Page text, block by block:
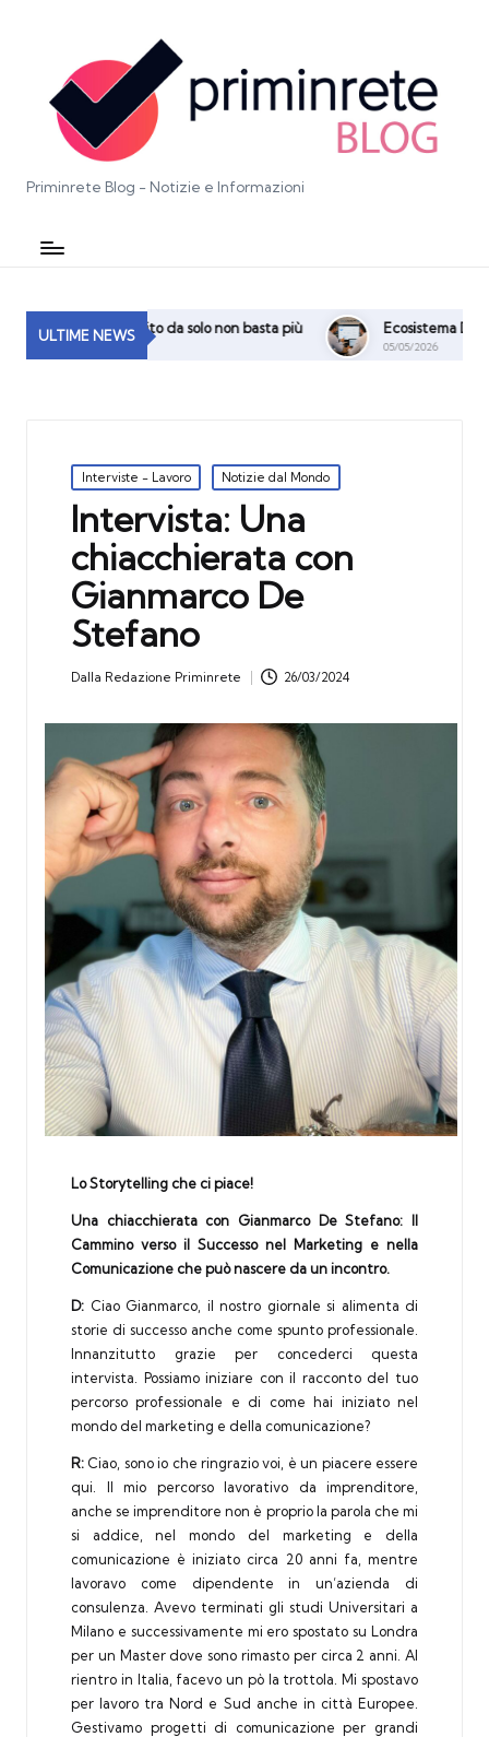
Priminrete Blog - Notizie e Informazioni
ULTIME NEWS
perché un sito da solo non basta più Ecosistema Digitale,
05/05/2026
Posted
in
Interviste - Lavoro Notizie dal Mondo
Intervista: Una
chiacchierata con
Gianmarco De
Stefano
Posted
Dalla Redazione Priminrete 26/03/2024
Lo Storytelling che ci piace!
Una chiacchierata con Gianmarco De Stefano: Il
Cammino verso il Successo nel Marketing e nella
Comunicazione che può nascere da un incontro.
D: Ciao Gianmarco, il nostro giornale si alimenta di
storie di successo anche come spunto professionale.
Innanzitutto grazie per concederci questa
intervista. Possiamo iniziare con il racconto del tuo
percorso professionale e di come hai iniziato nel
mondo del marketing e della comunicazione?
R: Ciao, sono io che ringrazio voi, è un piacere essere
qui. Il mio percorso lavorativo da imprenditore,
anche se imprenditore non è proprio la parola che mi
si addice, nel mondo del marketing e della
comunicazione è iniziato circa 20 anni fa, mentre
lavoravo come dipendente in un’azienda di
consulenza. Avevo terminati gli studi Universitari a
Milano e successivamente mi ero spostato su Londra
per un Master dove sono rimasto per circa 2 anni. Al
rientro in Italia, facevo un pò la trottola. Mi spostavo
per lavoro tra Nord e Sud anche in città Europee.
Gestivamo progetti di comunicazione per grandi